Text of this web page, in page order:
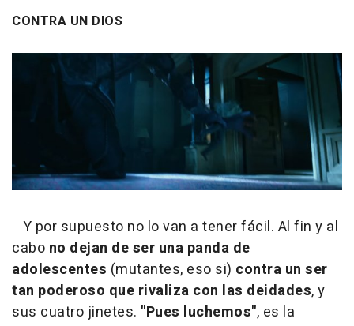
CONTRA UN DIOS
Y por supuesto no lo van a tener fácil. Al fin y al
cabo no dejan de ser una panda de
adolescentes (mutantes, eso si) contra un ser
tan poderoso que rivaliza con las deidades, y
sus cuatro jinetes. "Pues luchemos", es la